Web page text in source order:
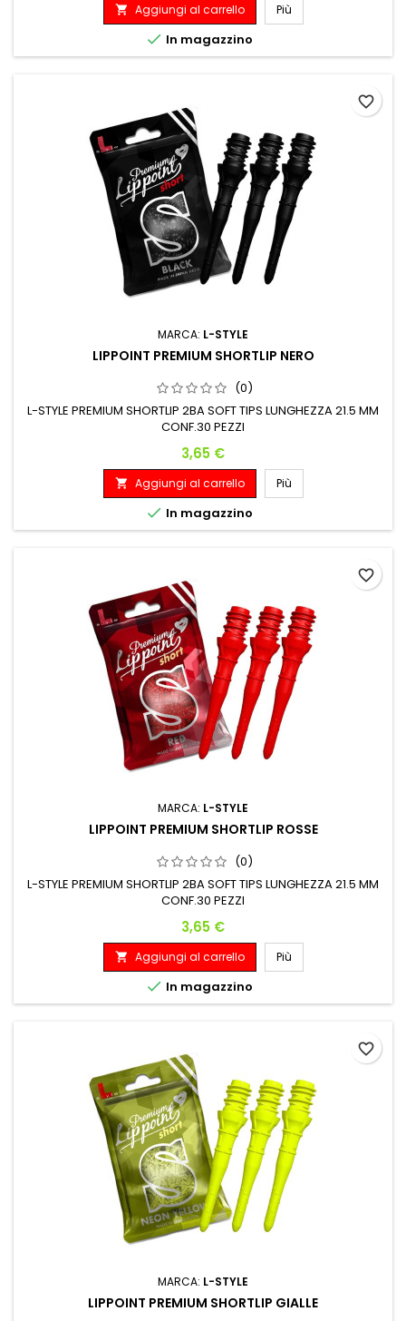
 Aggiungi al carrello Più
 In magazzino
MARCA: L-STYLE
LIPPOINT PREMIUM SHORTLIP NERO
(0)
L-STYLE PREMIUM SHORTLIP 2BA SOFT TIPS LUNGHEZZA 21.5 MM
CONF.30 PEZZI
Prezzo
3,65 €
 Aggiungi al carrello Più
 In magazzino
favorite_border
MARCA: L-STYLE
LIPPOINT PREMIUM SHORTLIP ROSSE
(0)
L-STYLE PREMIUM SHORTLIP 2BA SOFT TIPS LUNGHEZZA 21.5 MM
CONF.30 PEZZI
Prezzo
3,65 €
 Aggiungi al carrello Più
 In magazzino
favorite_border
MARCA: L-STYLE
LIPPOINT PREMIUM SHORTLIP GIALLE
favorite_border